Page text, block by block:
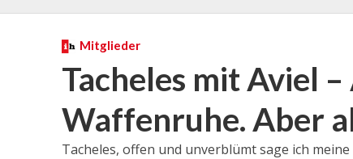
Mitglieder
Tacheles mit Aviel
Waffenruhe. Aber
Tacheles, offen und unverblümt sage ich